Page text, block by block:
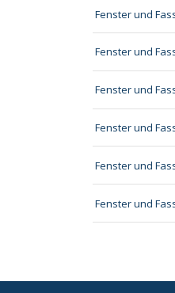
Fenster und
Fenster und
Fenster und
Fenster und
Fenster und
Fenster und